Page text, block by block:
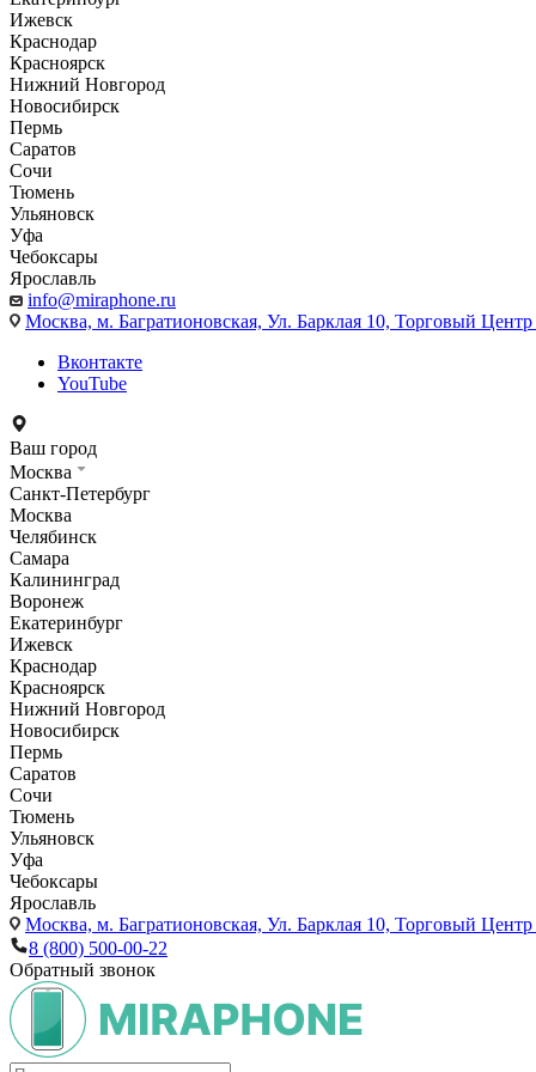
Ижевск
Краснодар
Красноярск
Нижний Новгород
Новосибирск
Пермь
Саратов
Сочи
Тюмень
Ульяновск
Уфа
Чебоксары
Ярославль
info@miraphone.ru
Москва, м. Багратионовская, Ул. Барклая 10, Торговый
Вконтакте
YouTube
Ваш город
Москва
Санкт-Петербург
Москва
Челябинск
Самара
Калининград
Воронеж
Екатеринбург
Ижевск
Краснодар
Красноярск
Нижний Новгород
Новосибирск
Пермь
Саратов
Сочи
Тюмень
Ульяновск
Уфа
Чебоксары
Ярославль
Москва, м. Багратионовская, Ул. Барклая 10, Торговый
8 (800) 500-00-22
Обратный звонок